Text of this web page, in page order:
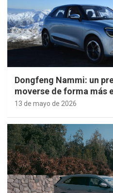
Dongfeng Nammi: un
moverse de forma más
13 de mayo de 2026